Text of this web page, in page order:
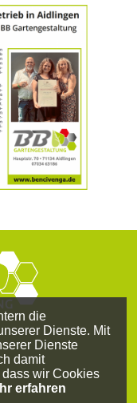
die
Dienste. Mit
Dienste
damit
wir Cookies
erfahren